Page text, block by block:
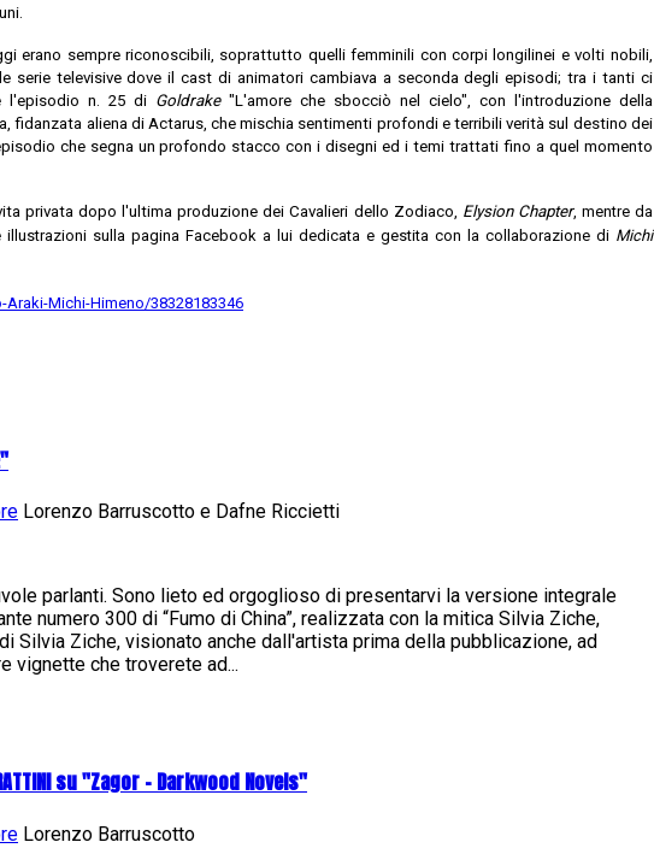
erano sempre riconoscibili, soprattutto quelli femminili con corpi longilinei e volti nobili,
serie televisive dove il cast di animatori cambiava a seconda degli episodi; tra i tanti ci
l'episodio n. 25 di Goldrake "L'amore che sbocciò nel cielo", con l'introduzione della
fidanzata aliena di Actarus, che mischia sentimenti profondi e terribili verità sul destino dei
che segna un profondo stacco con i disegni ed i temi trattati fino a quel momento
privata dopo l'ultima produzione dei Cavalieri dello Zodiaco, Elysion Chapter, mentre da
sulla pagina Facebook a lui dedicata e gestita con la collaborazione di Michi
Michi-Himeno/38328183346
Lorenzo Barruscotto e Dafne Riccietti
parlanti. Sono lieto ed orgoglioso di presentarvi la versione integrale
numero 300 di “Fumo di China”, realizzata con la mitica Silvia Ziche,
Silvia Ziche, visionato anche dall'artista prima della pubblicazione, ad
vignette che troverete ad...
su "Zagor - Darkwood Novels"
Lorenzo Barruscotto